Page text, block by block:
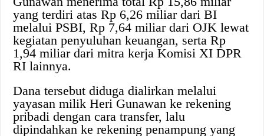
yang terdiri atas Rp 6,26 miliar dari BI
melalui PSBI, Rp 7,64 miliar dari OJK lewat
kegiatan penyuluhan keuangan, serta Rp
1,94 miliar dari mitra kerja Komisi XI DPR
RI lainnya.
Dana tersebut diduga dialirkan melalui
yayasan milik Heri Gunawan ke rekening
pribadi dengan cara transfer, lalu
dipindahkan ke rekening penampung yang